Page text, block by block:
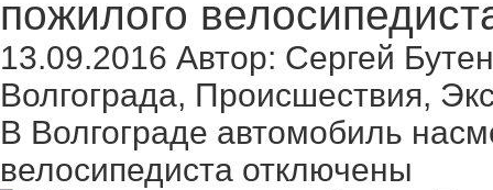
пожилого
13.09.2016 Автор: Сергей
Волгограда, Происшествия,
В Волгограде автомобиль
велосипедиста отключены